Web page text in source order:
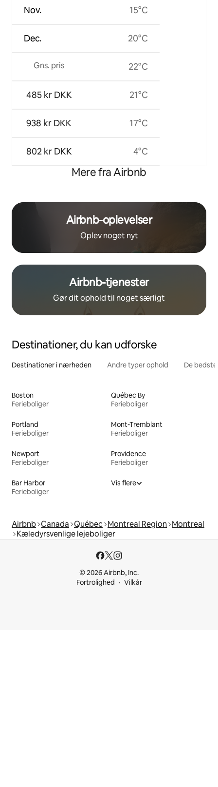
Nov.
Dec.
Gns. pris
485 kr DKK
938 kr DKK
802 kr DKK
15°C
20°C
22°C
21°C
17°C
4°C
Mere fra Airbnb
Airbnb-oplevelser
Oplev noget nyt
Airbnb-tjenester
Gør dit ophold til noget særligt
Destinationer, du kan udforske
Destinationer i nærheden Andre typer ophold De
Boston
Ferieboliger
Québec By
Ferieboliger
Portland
Ferieboliger
Mont-Tremblant
Ferieboliger
Newport
Ferieboliger
Providence
Ferieboliger
Bar Harbor
Ferieboliger
Vis flere
Airbnb Canada Québec Montreal Region Montreal
Kæledyrsvenlige lejeboliger
© 2026 Airbnb, Inc.
Fortrolighed
Vilkår